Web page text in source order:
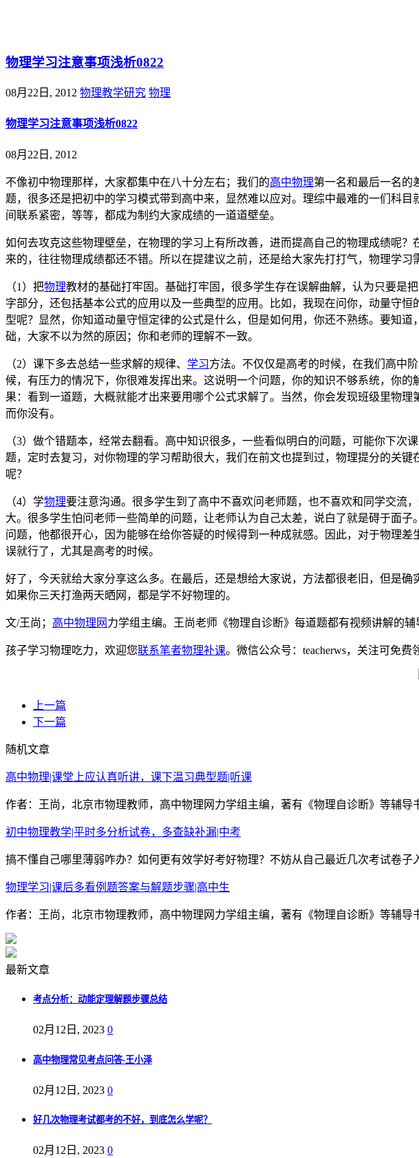
物理学习注意事项浅析0822
08月22日, 2012 物理教学研究 物理
物理学习注意事项浅析0822
08月22日, 2012
不像初中物理那样，大家都集中在八十分左右；我们的高中物理第一名和最后一名的
题，很多还是把初中的学习模式带到高中来，显然难以应对。理综中最难的一们科
间联系紧密，等等，都成为制约大家成绩的一道道壁垒。
如何去攻克这些物理壁垒，在物理的学习上有所改善，进而提高自己的物理成绩呢
来的，往往物理成绩都还不错。所以在提建议之前，还是给大家先打打气，物理学
（1）把物理教材的基础打牢固。基础打牢固，很多学生存在误解曲解，认为只要是
字部分，还包括基本公式的应用以及一些典型的应用。比如，我现在问你，动量守
型呢？显然，你知道动量守恒定律的公式是什么，但是如何用，你还不熟练。要知
础，大家不以为然的原因；你和老师的理解不一致。
（2）课下多去总结一些求解的规律、 学习方法。不仅仅是高考的时候，在我们高中
候，有压力的情况下，你很难发挥出来。这说明一个问题，你的知识不够系统，你
果：看到一道题，大概就能才出来要用哪个公式求解了。当然，你会发现班级里物
而你没有。
（3）做个错题本，经常去翻看。高中知识很多，一些看似明白的问题，可能你下
题，定时去复习，对你物理的学习帮助很大，我们在前文也提到过，物理提分的关
呢？
（4）学物理要注意沟通。很多学生到了高中不喜欢问老师题，也不喜欢和同学交流
大。很多学生怕问老师一些简单的问题，让老师认为自己太差，说白了就是碍于面
问题，他都很开心，因为能够在给你答疑的时候得到一种成就感。因此，对于物理
误就行了，尤其是高考的时候。
好了，今天就给大家分享这么多。在最后，还是想给大家说，方法都很老旧，但是
如果你三天打渔两天晒网，都是学不好物理的。
文/王尚； 高中物理网 力学组主编。王尚老师《物理自诊断》每道题都有视频讲解的辅
孩子学习物理吃力，欢迎您联系笔者物理补课。微信公众号：teacherws，关注可免费
上一篇
下一篇
随机文章
高中物理|课堂上应认真听讲，课下温习典型题|听课
作者：王尚，北京市物理教师，高中物理网力学组主编，著有《物理自诊断》等辅
初中物理教学|平时多分析试卷，多查缺补漏|中考
搞不懂自己哪里薄弱咋办？如何更有效学好考好物理？不妨从自己最近几次考试卷
物理学习|课后多看例题答案与解题步骤|高中生
作者：王尚，北京市物理教师，高中物理网力学组主编，著有《物理自诊断》等辅
最新文章
考点分析：动能定理解题步骤总结
02月12日, 2023 0
高中物理常见考点问答-王小泽
02月12日, 2023 0
好几次物理考试都考的不好，到底怎么学呢？
02月12日, 2023 0